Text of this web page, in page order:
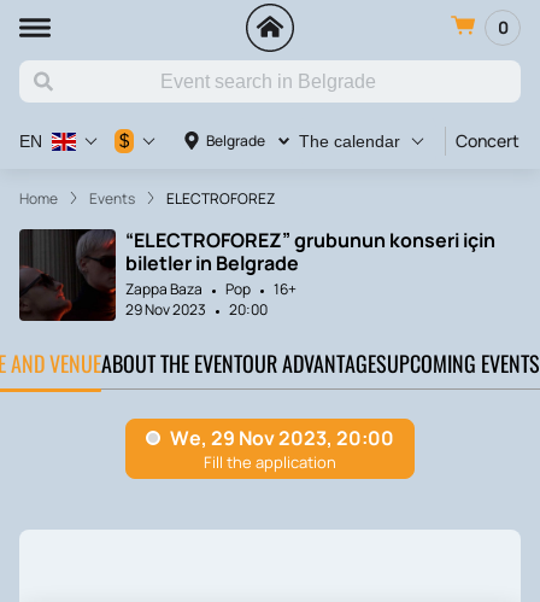
0
Belgrade The calendar Concert
EN $
Home Events ELECTROFOREZ
“ELECTROFOREZ” grubunun konseri için
biletler in Belgrade
Zappa Baza Pop
16+
29 Nov 2023
20:00
AND VENUEABOUT THE EVENTOUR ADVANTAGESUPCOMING EVENTS